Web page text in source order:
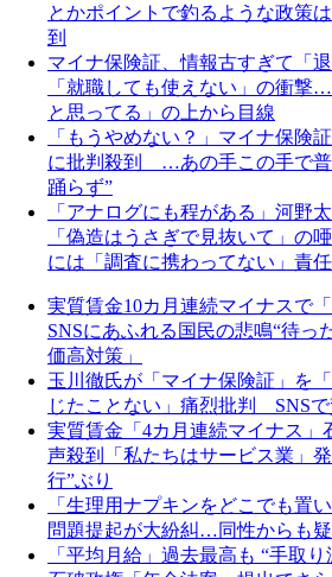
とかポイントで釣るような政策
到
マイナ保険証、情報古すぎて「
「就職しても使えない」の衝撃
と思ってる」の上から目線
「もうやめない？」マイナ保険
に批判殺到 …あの手この手で普
踊らず”
「アナログにも程がある」河野
「偽造はうさぎで見抜いて」の
には「調査に携わってない」責
実質賃金10カ月連続マイナスで
SNSにあふれる国民の悲鳴“待っ
価高対策」
玉川徹氏が「マイナ保険証」を
じたことない」痛烈批判 SNS
実質賃金「4カ月連続マイナス」
声殺到「私たちはサービス業」
行”ぶり
「生理用ナプキンをどこでも置
問題提起が大紛糾…同性からも
「平均月給」過去最高も “手取